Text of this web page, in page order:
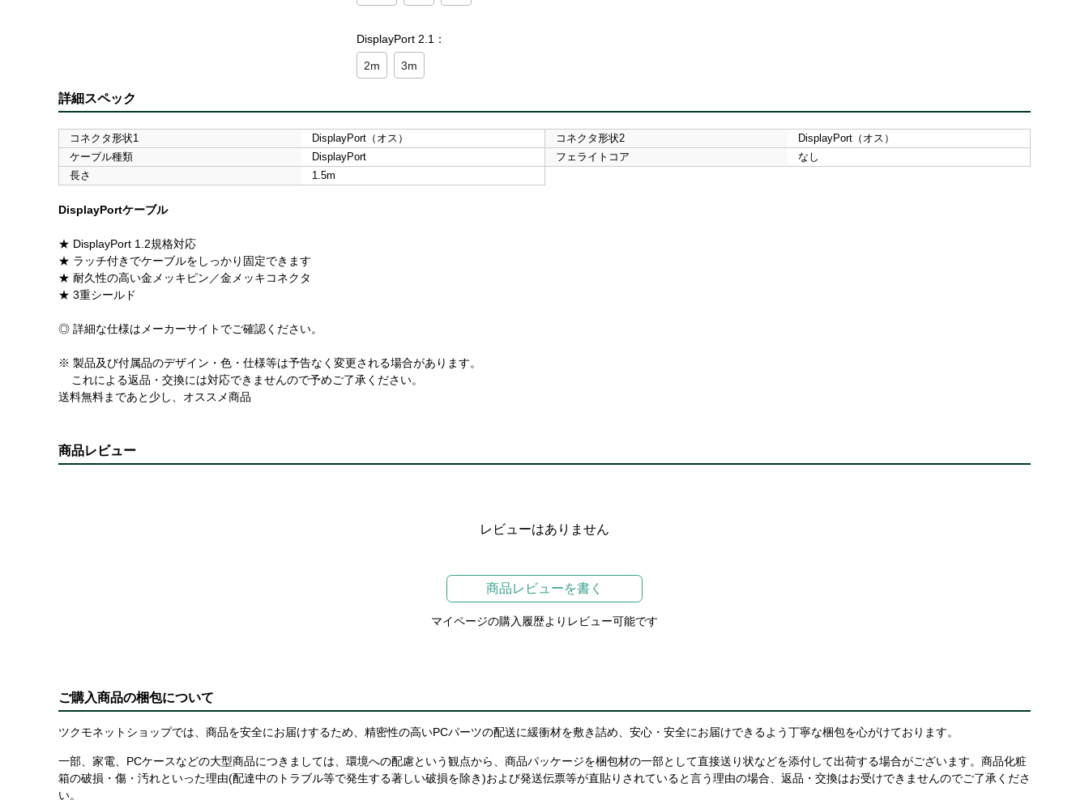
DisplayPort 2.1：
2m 3m
詳細スペック
コネクタ形状1 DisplayPort（オス） コネクタ形状2
DisplayPort（オス）
ケーブル種類
DisplayPort フェライトコア
なし
長さ
1.5m
DisplayPortケーブル
★ DisplayPort 1.2規格対応
★ ラッチ付きでケーブルをしっかり固定できます
★ 耐久性の高い金メッキピン／金メッキコネクタ
★ 3重シールド
◎ 詳細な仕様はメーカーサイトでご確認ください。
※ 製品及び付属品のデザイン・色・仕様等は予告なく変更される場合があります。
これによる返品・交換には対応できませんので予めご了承ください。
送料無料まであと少し、オススメ商品
商品レビュー
レビューはありません
商品レビューを書く
マイページの購入履歴よりレビュー可能です
ご購入商品の梱包について
ツクモネットショップでは、商品を安全にお届けするため、精密性の高いPCパーツの配送に緩衝材を敷き詰め、安心・安全にお届けできるよう丁寧な梱包を心がけております。
一部、家電、PCケースなどの大型商品につきましては、環境への配慮という観点から、商品パッケージを梱包材の一部として直接送り状などを添付して出荷する場合がございます。商品化粧
箱の破損・傷・汚れといった理由(配達中のトラブル等で発生する著しい破損を除き)および発送伝票等が直貼りされていると言う理由の場合、返品・交換はお受けできませんのでご了承くださ
い。